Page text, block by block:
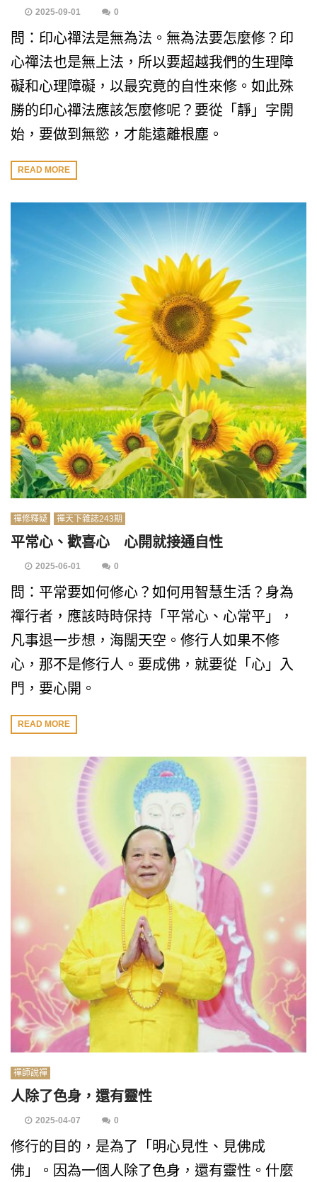
2025-09-01 0
問：印心禪法是無為法。無為法要怎麼修？印
心禪法也是無上法，所以要超越我們的生理障
礙和心理障礙，以最究竟的自性來修。如此殊
勝的印心禪法應該怎麼修呢？要從「靜」字開
始，要做到無慾，才能遠離根塵。
READ MORE
禪修釋疑 禪天下雜誌243期
平常心、歡喜心 心開就接通自性
2025-06-01 0
問：平常要如何修心？如何用智慧生活？身為
禪行者，應該時時保持「平常心、心常平」，
凡事退一步想，海闊天空。修行人如果不修
心，那不是修行人。要成佛，就要從「心」入
門，要心開。
READ MORE
禪師說禪
人除了色身，還有靈性
2025-04-07 0
修行的目的，是為了「明心見性、見佛成
佛」。因為一個人除了色身，還有靈性。什麼